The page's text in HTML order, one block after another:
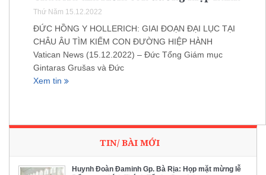
Thứ Năm 15.12.2022
ĐỨC HỒNG Y HOLLERICH: GIAI ĐOẠN ĐẠI LỤC TẠI
CHÂU ÂU TÌM KIẾM CON ĐƯỜNG HIỆP HÀNH
Vatican News (15.12.2022) – Đức Tổng Giám mục
Gintaras Grušas và Đức
Xem tin
TIN/ BÀI MỚI
Huynh Đoàn Đaminh Gp. Bà Rịa: Họp mặt mừng lễ